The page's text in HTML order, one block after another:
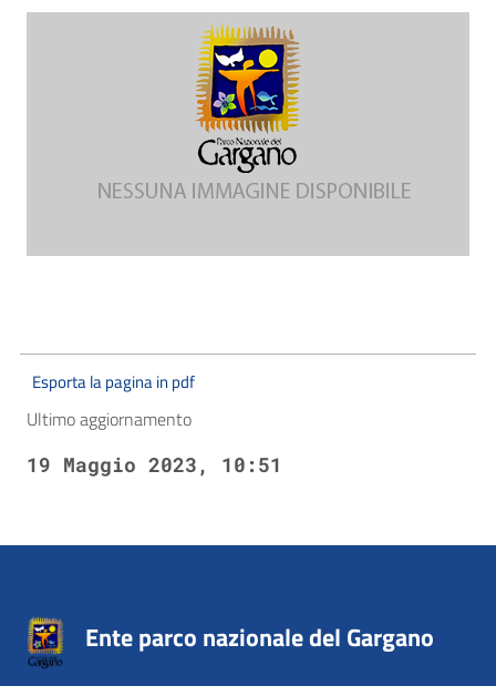
Esporta la pagina in pdf
Ultimo aggiornamento
19 Maggio 2023, 10:51
Ente parco nazionale del Gargano